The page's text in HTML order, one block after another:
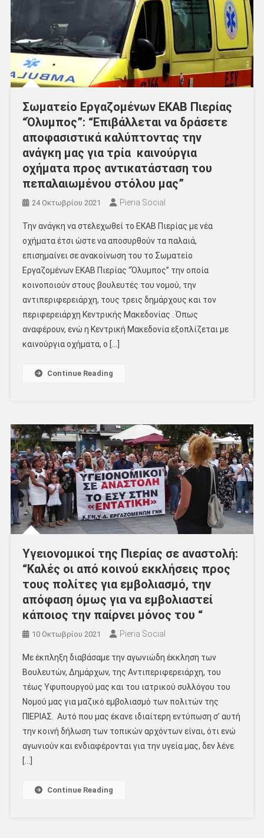
Σωματείο Εργαζομένων ΕΚΑΒ Πιερίας
“Όλυμπος”: “Επιβάλλεται να δράσετε
αποφασιστικά καλύπτοντας την
ανάγκη μας για τρία καινούργια
οχήματα προς αντικατάσταση του
πεπαλαιωμένου στόλου μας”
24 Οκτωβρίου 2021 Pieria Social
Την ανάγκη να στελεχωθεί το ΕΚΑΒ Πιερίας με νέα
οχήματα έτσι ώστε να αποσυρθούν τα παλαιά,
επισημαίνει σε ανακοίνωση του το Σωματείο
Εργαζομένων ΕΚΑΒ Πιερίας “Όλυμπος” την οποία
κοινοποιούν στους βουλευτές του νομού, την
αντιπεριφερειάρχη, τους τρεις δημάρχους και τον
περιφερειάρχη Κεντρικής Μακεδονίας . Όπως
αναφέρουν, ενώ η Κεντρική Μακεδονία εξοπλίζεται με
καινούργια οχήματα, ο […]
Continue Reading
Υγειονομικοί της Πιερίας σε αναστολή:
“Καλές οι από κοινού εκκλήσεις προς
τους πολίτες για εμβολιασμό, την
απόφαση όμως για να εμβολιαστεί
κάποιος την παίρνει μόνος του “
10 Οκτωβρίου 2021 Pieria Social
Με έκπληξη διαβάσαμε την αγωνιώδη έκκληση των
Βουλευτών, Δημάρχων, της Αντιπεριφερειάρχη, του
τέως Υφυπουργού μας και του ιατρικού συλλόγου του
Νομού μας για μαζικό εμβολιασμό των πολιτών της
ΠΙΕΡΙΑΣ. Αυτό που μας έκανε ιδιαίτερη εντύπωση σ’ αυτή
την κοινή δήλωση των τοπικών αρχόντων είναι, ότι ενώ
αγωνιούν και ενδιαφέρονται για την υγεία μας, δεν λένε
[…]
Continue Reading